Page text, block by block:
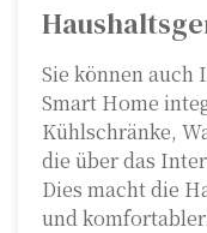
Sie können
Smart Home
Kühlschränke,
die über das
Dies macht die
und komfortabler.